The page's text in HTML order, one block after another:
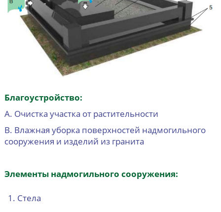
Благоустройство:
А. Очистка участка от растительности
В. Влажная уборка поверхностей надмогильного
сооружения и изделий из гранита
Элементы надмогильного сооружения:
Стела